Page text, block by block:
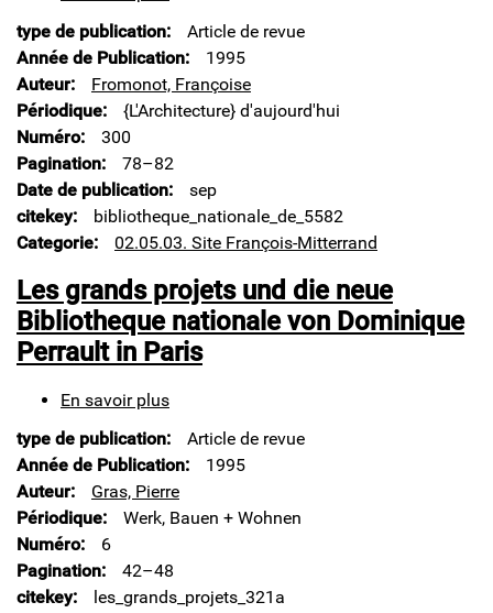
nationale
de
France.
le
principe
réalité
type de publication
Article de revue
Année de Publication
1995
Auteur
Fromonot, Françoise
Périodique
{L'Architecture} d'aujourd'hui
Numéro
300
Pagination
78–82
Date de publication
sep
citekey
bibliotheque_nationale_de_5582
Categorie
02.05.03. Site François-Mitterrand
Les grands projets und die neue
Bibliotheque nationale von Dominique
Perrault in Paris
En savoir plus
grands
projets
und
die
neue
nationale
type de publication
Article de revue
Année de Publication
1995
Auteur
Gras, Pierre
Périodique
Werk, Bauen + Wohnen
Numéro
6
Pagination
42–48
citekey
les_grands_projets_321a